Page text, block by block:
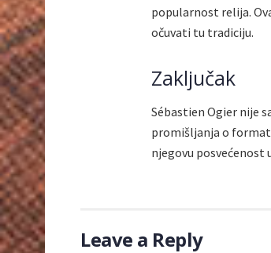
popularnost relija.
očuvati tu tradiciju.
Zaključak
Sébastien Ogier nije
promišljanja o
njegovu posvećenost
Leave a Reply